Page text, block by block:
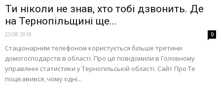
Ти ніколи не знав, хто тобі дзвонить. Де
на Тернопільщині ще...
25.08.2018 0
Стаціонарним телефоном користується більше третини
домогосподарств в області. Про це повідомили в Головному
управлінні статистики у Тернопільській області. Сайт Про Те
поцікавився, чому одні...